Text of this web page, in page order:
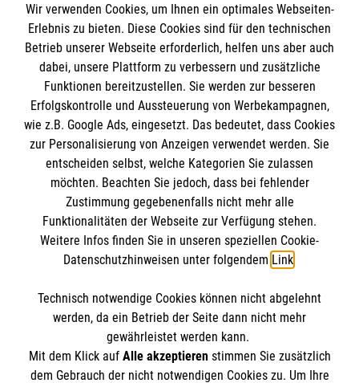
Informationen
Impressum
Datenschutz
Kontakt
Barrierefreiheit
Die Malteser
Malteser in Deutschland
Malteserorden
Sharepoint
Spendenkonto
IBAN: DE04370601201201223012
BIC: GENODED1PA7
So finden Sie uns
Winkelstraße 30
Wir verwenden Cookies, um Ihnen ein optimales Webseiten-
Erlebnis zu bieten. Diese Cookies sind für den technischen
Betrieb unserer Webseite erforderlich, helfen uns aber auch
dabei, unsere Plattform zu verbessern und zusätzliche
Funktionen bereitzustellen. Sie werden zur besseren
Erfolgskontrolle und Aussteuerung von Werbekampagnen,
wie z.B. Google Ads, eingesetzt. Das bedeutet, dass Cookies
zur Personalisierung von Anzeigen verwendet werden. Sie
entscheiden selbst, welche Kategorien Sie zulassen
möchten. Beachten Sie jedoch, dass bei fehlender
Zustimmung gegebenenfalls nicht mehr alle
Funktionalitäten der Webseite zur Verfügung stehen.
Weitere Infos finden Sie in unseren speziellen Cookie-
Datenschutzhinweisen unter folgendem Link.
Technisch notwendige Cookies können nicht abgelehnt
werden, da ein Betrieb der Seite dann nicht mehr
gewährleistet werden kann.
Mit dem Klick auf Alle akzeptierenstimmen Sie zusätzlich
dem Gebrauch der nicht notwendigen Cookies zu. Um Ihre